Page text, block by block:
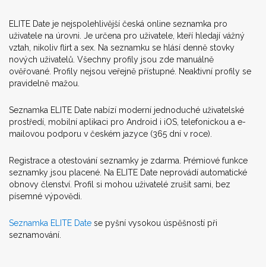
ELITE Date je nejspolehlivější česká online seznamka pro
uživatele na úrovni. Je určena pro uživatele, kteří hledají vážný
vztah, nikoliv flirt a sex. Na seznamku se hlásí denně stovky
nových uživatelů. Všechny profily jsou zde manuálně
ověřované. Profily nejsou veřejně přístupné. Neaktivní profily se
pravidelně mažou.
Seznamka ELITE Date nabízí moderní jednoduché uživatelské
prostředí, mobilní aplikaci pro Android i iOS, telefonickou a e-
mailovou podporu v českém jazyce (365 dní v roce).
Registrace a otestování seznamky je zdarma. Prémiové funkce
seznamky jsou placené. Na ELITE Date neprovádí automatické
obnovy členství. Profil si mohou uživatelé zrušit sami, bez
písemné výpovědi.
Seznamka ELITE Date se pyšní vysokou úspěšností při
seznamování.